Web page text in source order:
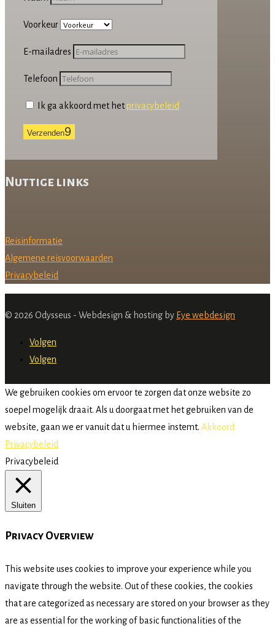
Voorkeur
E-mailadres
Telefoon
Ik ga akkoord met hetprivacybeleid
Verzenden
Nuttige links
Reisinformatie
Algemene reisvoorwaarden
Privacybeleid
© 2026 Odysseus - Webdesign & hosting by Eye webdesign
Volgen
Volgen
We gebruiken cookies om ervoor te zorgen dat onze website zo
soepel mogelijk draait. Als u doorgaat met het gebruiken van de
website, gaan we er vanuit dat u hiermee instemt. Akkoord
Privacybeleid
Privacybeleid
Sluiten
Privacy Overview
This website uses cookies to improve your experience while you
navigate through the website. Out of these cookies, the cookies
that are categorized as necessary are stored on your browser as they
are as essential for the working of basic functionalities of the